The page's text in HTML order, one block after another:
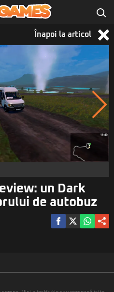
Înapoi la articol
un Dark
de autobuz